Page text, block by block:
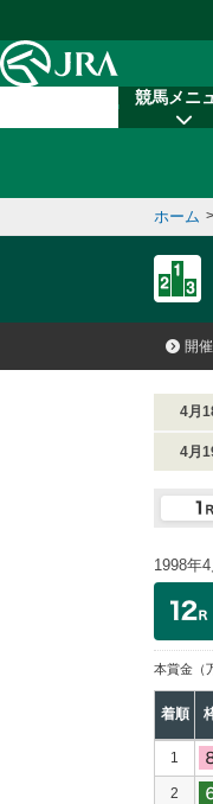
競馬メニ
ホーム >
開
4月
4月
1998年
本賞金 （
着順
1
2